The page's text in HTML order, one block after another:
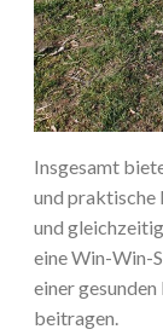
Insgesamt
und praktische
und
eine Win-Win-
einer
beitragen.